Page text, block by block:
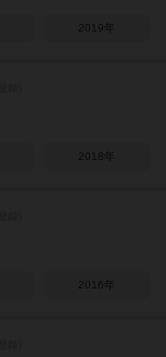
2019年
2018年
2016年